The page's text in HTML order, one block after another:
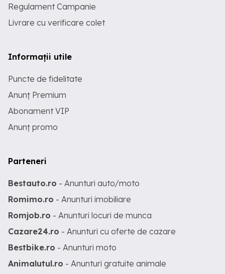
Regulament Campanie
Livrare cu verificare colet
Informații utile
Puncte de fidelitate
Anunț Premium
Abonament VIP
Anunț promo
Parteneri
Bestauto.ro - Anunturi auto/moto
Romimo.ro - Anunturi imobiliare
Romjob.ro - Anunturi locuri de munca
Cazare24.ro - Anunturi cu oferte de cazare
Bestbike.ro - Anunturi moto
Animalutul.ro - Anunturi gratuite animale